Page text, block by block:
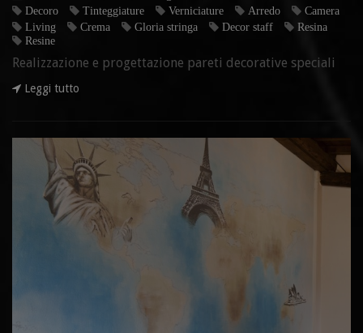
Decoro
Tinteggiature Verniciature Arredo
Camera
Living
Crema Gloria stringa Decor staff
Resina
Resine
Realizzazione e progettazione pareti decorative speciali
Leggi tutto